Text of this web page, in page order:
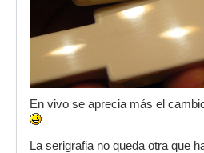
En vivo se aprecia más el
La serigrafia no queda otra que